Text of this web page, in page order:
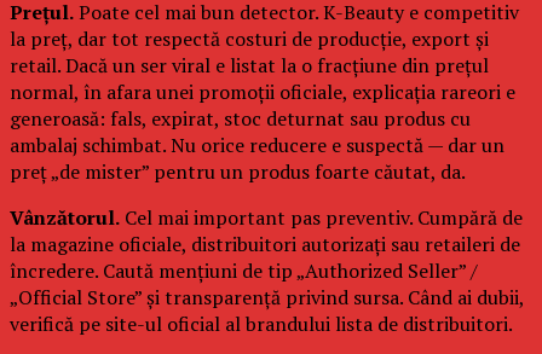
Prețul.Poate cel mai bun detector. K-Beauty e competitiv
la preț, dar tot respectă costuri de producție, export și
retail. Dacă un ser viral e listat la o fracțiune din prețul
normal, în afara unei promoții oficiale, explicația rareori e
generoasă: fals, expirat, stoc deturnat sau produs cu
ambalaj schimbat. Nu orice reducere e suspectă — dar un
preț „de mister” pentru un produs foarte căutat, da.
Vânzătorul. Cel mai important pas preventiv. Cumpără de
la magazine oficiale, distribuitori autorizați sau retaileri de
încredere. Caută mențiuni de tip „Authorized Seller” /
„Official Store” și transparență privind sursa. Când ai dubii,
verifică pe site-ul oficial al brandului lista de distribuitori.